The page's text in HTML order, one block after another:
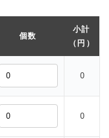
個数
小計
（円）
0
0